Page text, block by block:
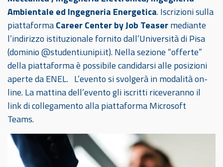
Ambientale ed Ingegneria Energetica. Iscrizioni sulla
piattaformaCareer Center by Job Teasermediante
l’indirizzo istituzionale fornito dall’Università di Pisa
(dominio @studenti.unipi.it). Nella sezione “offerte”
della piattaforma è possibile candidarsi alle posizioni
aperte da ENEL. L’evento si svolgerà in modalità on-
line. La mattina dell’evento gli iscritti riceveranno il
link di collegamento alla piattaforma Microsoft
Teams.